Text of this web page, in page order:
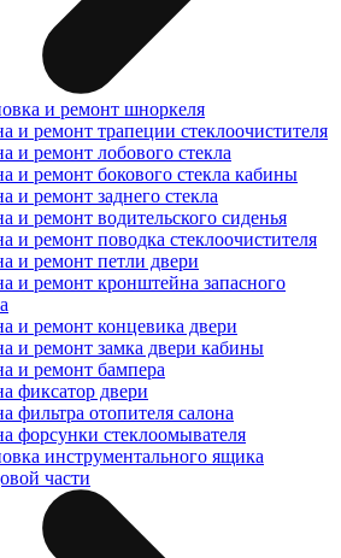
и ремонт шноркеля
и ремонт трапеции стеклоочистителя
и ремонт лобового стекла
и ремонт бокового стекла кабины
и ремонт заднего стекла
и ремонт водительского сиденья
и ремонт поводка стеклоочистителя
и ремонт петли двери
и ремонт кронштейна запасного
и ремонт концевика двери
и ремонт замка двери кабины
и ремонт бампера
фиксатор двери
фильтра отопителя салона
форсунки стеклоомывателя
инструментального ящика
части